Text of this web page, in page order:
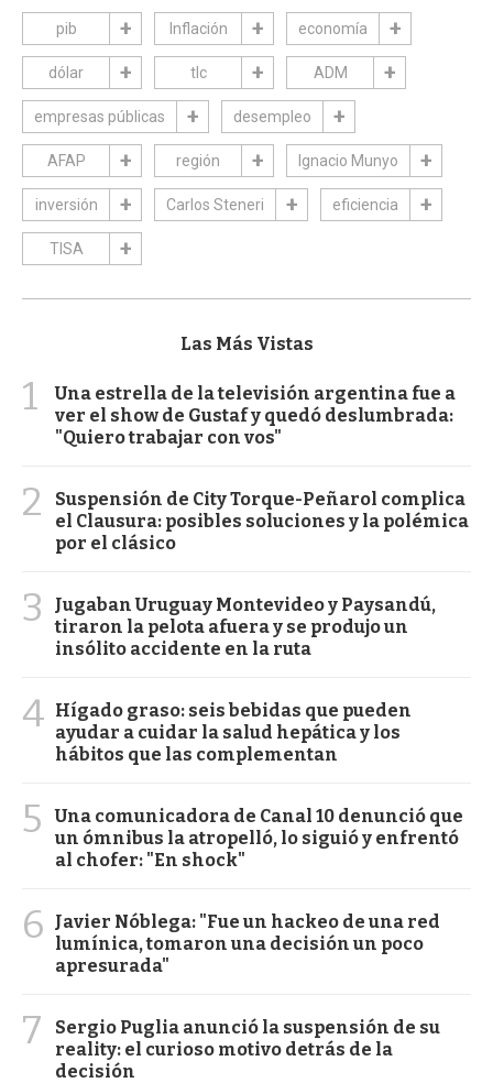
pib Inflación economía
dólar tlc ADM
empresas públicas desempleo
AFAP región Ignacio Munyo
inversión Carlos Steneri eficiencia
TISA
Las Más Vistas
1
Una estrella de la televisión argentina fue a
ver el show de Gustaf y quedó deslumbrada:
"Quiero trabajar con vos"
2
Suspensión de City Torque-Peñarol complica
el Clausura: posibles soluciones y la polémica
por el clásico
3
Jugaban Uruguay Montevideo y Paysandú,
tiraron la pelota afuera y se produjo un
insólito accidente en la ruta
4 Hígado graso: seis bebidas que pueden
ayudar a cuidar la salud hepática y los
hábitos que las complementan
5
Una comunicadora de Canal 10 denunció que
un ómnibus la atropelló, lo siguió y enfrentó
al chofer: "En shock"
6
Javier Nóblega: "Fue un hackeo de una red
lumínica, tomaron una decisión un poco
apresurada"
7
Sergio Puglia anunció la suspensión de su
reality: el curioso motivo detrás de la
decisión